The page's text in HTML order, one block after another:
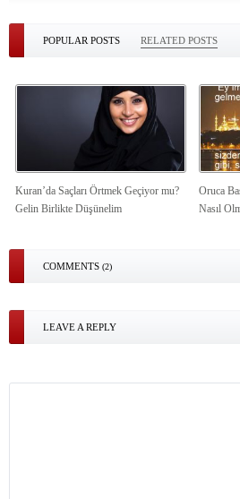
POPULAR POSTS RELATED POSTS
Kuran’da Saçları Örtmek Geçiyor mu?
Gelin Birlikte Düşünelim
Oruca
Nasıl
COMMENTS (2)
LEAVE A REPLY